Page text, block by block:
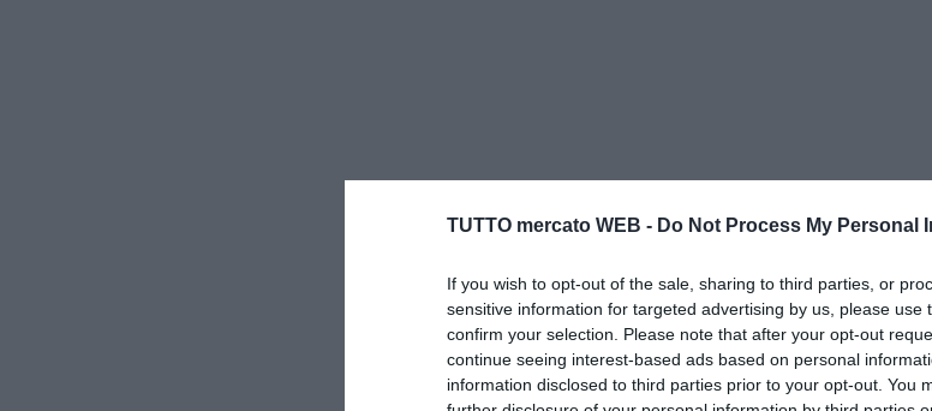
TUTTO mercato WEB - Do Not Process My Personal
If you wish to opt-out of the sale, sharing to third parties, or
sensitive information for targeted advertising by us, please use
confirm your selection. Please note that after your opt-out
continue seeing interest-based ads based on personal
information disclosed to third parties prior to your opt-out. You